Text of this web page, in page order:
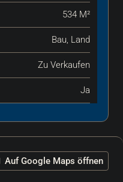
534 M²
Bau, Land
Zu Verkaufen
Ja
Auf Google Maps öffnen